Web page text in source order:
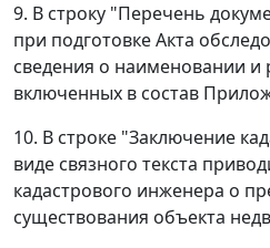
9. В строку "Перечень
при подготовке Акта
сведения о наименовании и
включенных в состав
10. В строке "Заключение
виде связного текста
кадастрового инженера о
существования объекта